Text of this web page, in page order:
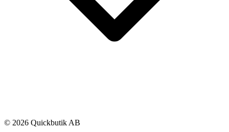
© 2026 Quickbutik AB